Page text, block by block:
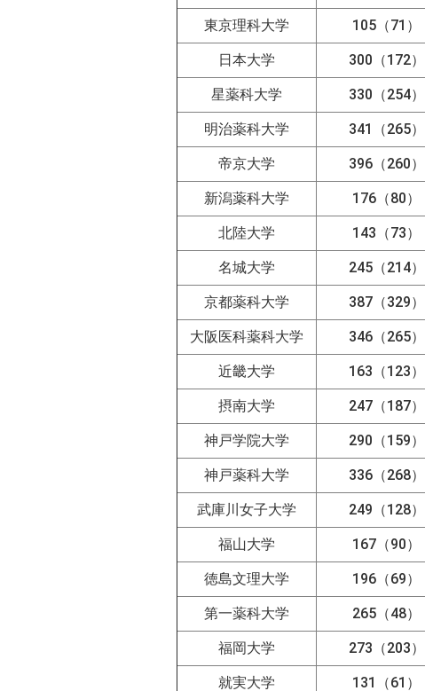
東京理科大学 105（71）
日本大学 300（172）
星薬科大学 330（254）
明治薬科大学 341（265）
帝京大学 396（260）
新潟薬科大学 176（80）
北陸大学 143（73）
名城大学 245（214）
京都薬科大学 387（329）
大阪医科薬科大学 346（265）
近畿大学 163（123）
摂南大学 247（187）
神戸学院大学 290（159）
神戸薬科大学 336（268）
武庫川女子大学 249（128）
福山大学 167（90）
徳島文理大学 196（69）
第一薬科大学 265（48）
福岡大学 273（203）
就実大学 131（61）